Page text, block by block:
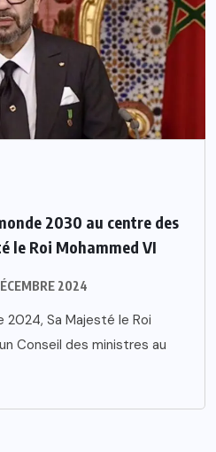
2030 au centre des
le Roi Mohammed VI
2024
Sa Majesté le Roi
Conseil des ministres au